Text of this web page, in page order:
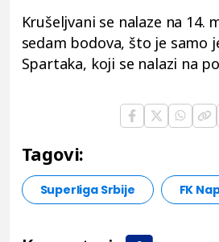
Krušeljvani se nalaze na 14.
sedam bodova, što je samo
Spartaka, koji se nalazi na
Tagovi:
Superliga Srbije FK